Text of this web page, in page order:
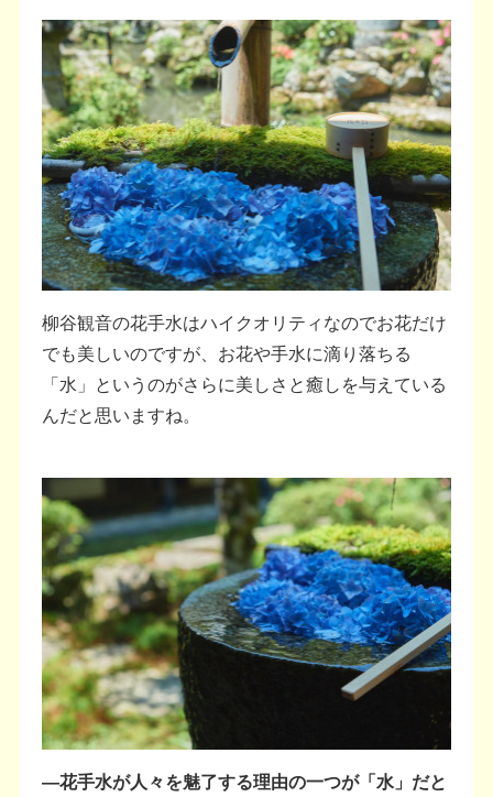
柳谷観音の花手水はハイクオリティなのでお花だけ
でも美しいのですが、お花や手水に滴り落ちる
「水」というのがさらに美しさと癒しを与えている
んだと思いますね。
―花手水が人々を魅了する理由の一つが「水」だと